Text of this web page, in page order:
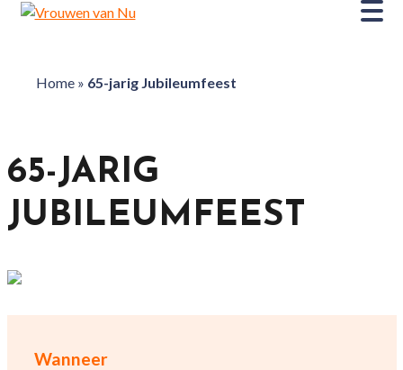
Home» 65-jarig Jubileumfeest
Wanneer
65-JARIG
JUBILEUMFEEST